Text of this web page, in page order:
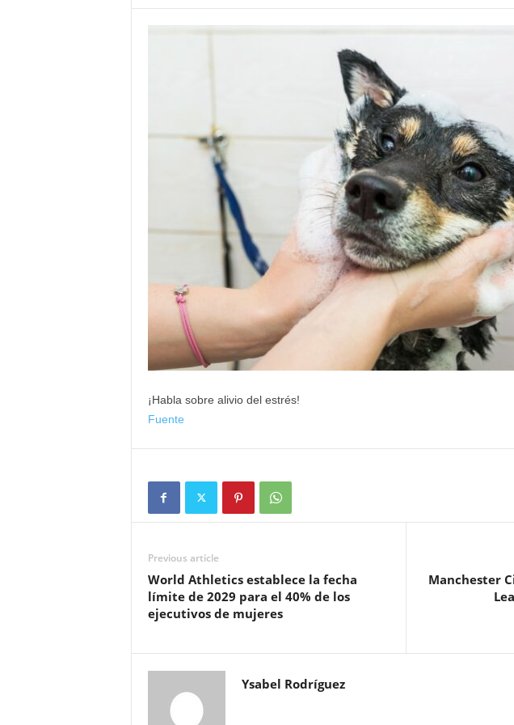
¡Habla sobre alivio del estrés!
Fuente
Previous article
World Athletics establece la fecha
límite de 2029 para el 40% de los
ejecutivos de mujeres
Manchester
Ysabel Rodríguez